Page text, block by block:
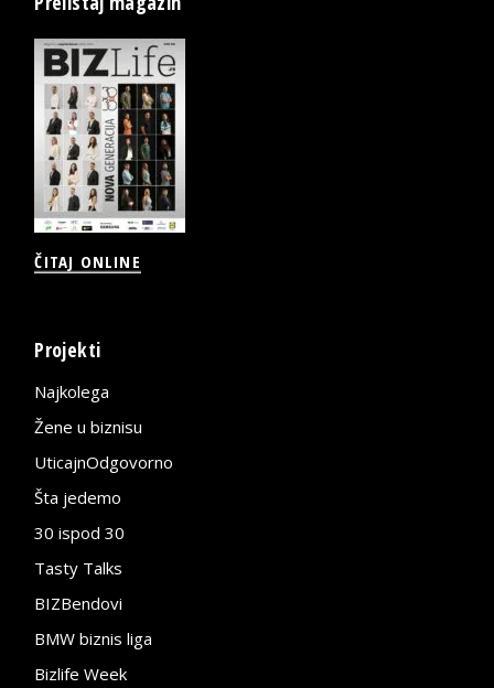
ČITAJ ONLINE
Projekti
Najkolega
Žene u biznisu
UticajnOdgovorno
Šta jedemo
30 ispod 30
Tasty Talks
BIZBendovi
BMW biznis liga
Bizlife Week